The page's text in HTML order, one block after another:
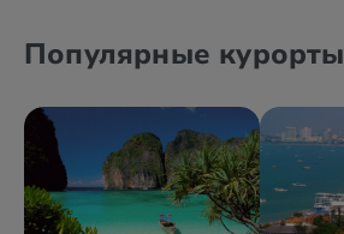
Популярные курорты